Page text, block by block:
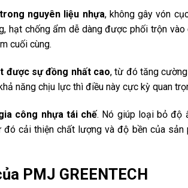
nguyên liệu nhựa,không gây vón
hạt chống ẩm dễ dàng được phối trộn vào
cuối cùng.
được sự đồng nhất cao, từ đó tăng
năng chịu lực thì điều này cực kỳ quan
công nhựa tái chế. Nó giúp loại bỏ độ
cải thiện chất lượng và độ bền của sản
PMJ GREENTECH